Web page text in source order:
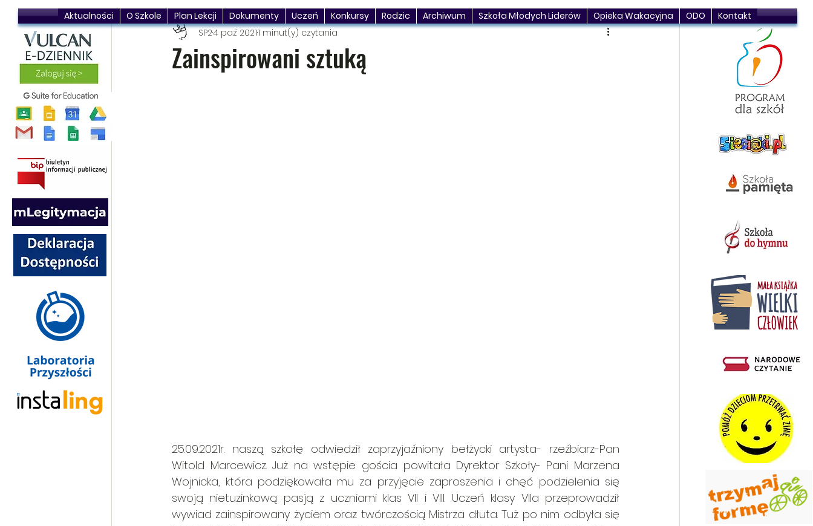
Zainspirowani sztuką
SP24 paź 20211 minut(y) czytania
25.09.2021r. naszą szkołę odwiedził zaprzyjaźniony bełżycki artysta- rzeźbiarz-Pan
Witold Marcewicz. Już na wstępie gościa powitała Dyrektor Szkoły- Pani Marzena
Wojnicka, która podziękowała mu za przyjęcie zaproszenia i chęć podzielenia się
swoją nietuzinkową pasją z uczniami klas VII i VIII. Uczeń klasy VIIa przeprowadził
wywiad zainspirowany życiem oraz twórczością Mistrza dłuta. Tuż po nim odbyła się
Aktualności O Szkole Plan Lekcji Dokumenty Uczeń Konkursy Rodzic Archiwum Szkoła Młodych Liderów Opieka Wakacyjna ODO Kontakt